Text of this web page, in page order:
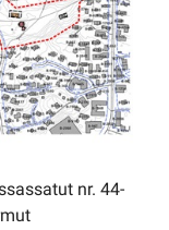
nr. 44-